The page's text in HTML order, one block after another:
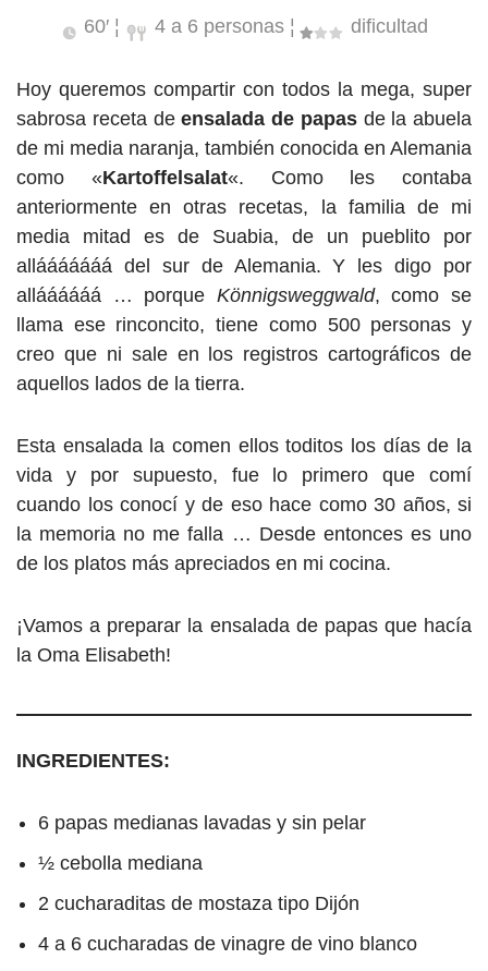
60′ ¦ 4 a 6 personas ¦ dificultad
Hoy queremos compartir con todos la mega, super
sabrosa receta deensalada de papasde la abuela
de mi media naranja, también conocida en Alemania
como «Kartoffelsalat«. Como les contaba
anteriormente en otras recetas, la familia de mi
media mitad es de Suabia, de un pueblito por
allááááááá del sur de Alemania. Y les digo por
alláááááá … porque Könnigsweggwald, como se
llama ese rinconcito, tiene como 500 personas y
creo que ni sale en los registros cartográficos de
aquellos lados de la tierra.
Esta ensalada la comen ellos toditos los días de la
vida y por supuesto, fue lo primero que comí
cuando los conocí y de eso hace como 30 años, si
la memoria no me falla … Desde entonces es uno
de los platos más apreciados en mi cocina.
¡Vamos a preparar la ensalada de papas que hacía
la Oma Elisabeth!
INGREDIENTES:
6 papas medianas lavadas y sin pelar
½ cebolla mediana
2 cucharaditas de mostaza tipo Dijón
4 a 6 cucharadas de vinagre de vino blanco